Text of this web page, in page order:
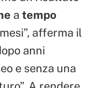
a tempo
afferma il
anni
e senza una